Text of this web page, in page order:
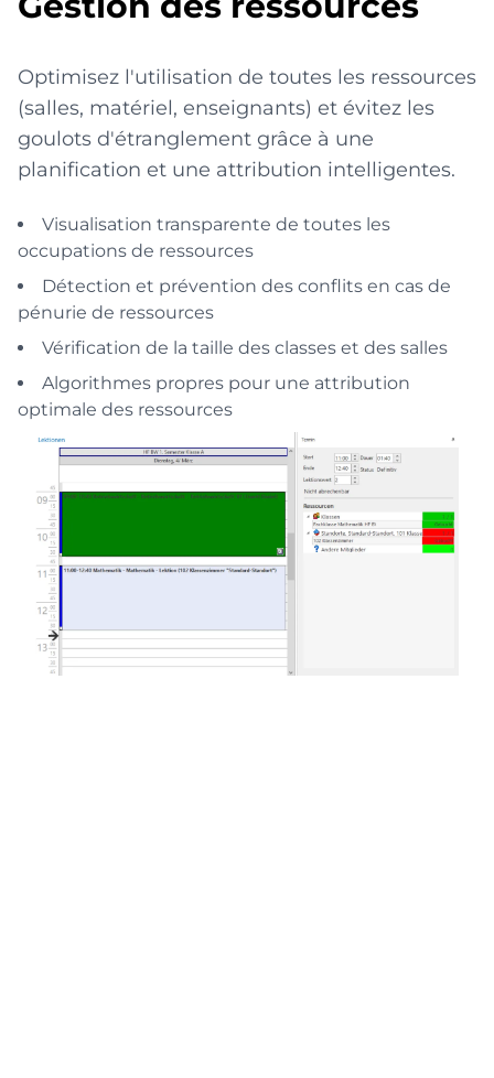
Optimisez l'utilisation de toutes les ressources
(salles, matériel, enseignants) et évitez les
goulots d'étranglement grâce à une
planification et une attribution intelligentes.
Visualisation transparente de toutes les
occupations de ressources
Détection et prévention des conflits en cas de
pénurie de ressources
Vérification de la taille des classes et des salles
Algorithmes propres pour une attribution
optimale des ressources